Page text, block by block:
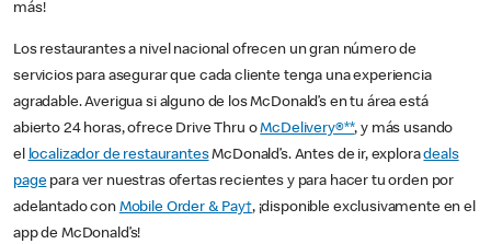
más!
Los restaurantes a nivel nacional ofrecen un gran número de
servicios para asegurar que cada cliente tenga una experiencia
agradable. Averigua si alguno de los McDonald’s en tu área está
abierto 24 horas, ofrece Drive Thru oMcDelivery®**, y más usando
el localizador de restaurantesMcDonald’s. Antes de ir, exploradeals
pagepara ver nuestras ofertas recientes y para hacer tu orden por
adelantado con Mobile Order & Pay†, ¡disponible exclusivamente en el
app de McDonald’s!